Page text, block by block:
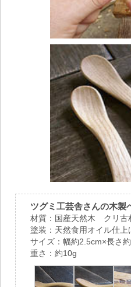
ツグミ工芸舎さんの木製
材質：国産天然木 クリ古
塗装：天然食用オイル仕上
サイズ：幅約2.5cm×長さ
重さ：約10g